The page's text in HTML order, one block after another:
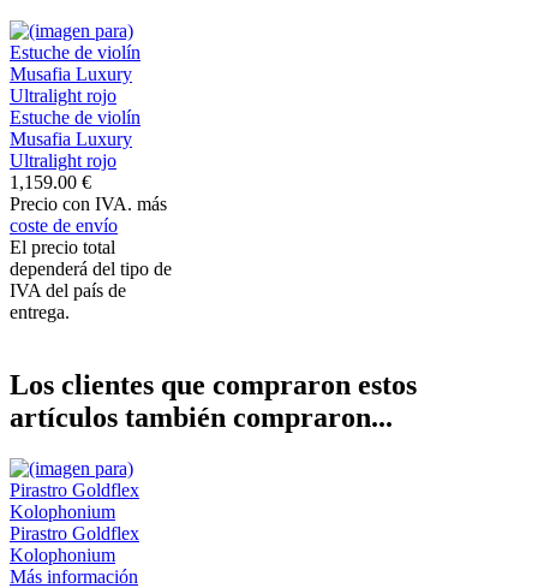
Estuche de violín
Musafia Luxury
Ultralight rojo
1,159.00 €
Precio con IVA. más
coste de envío
El precio total
dependerá del tipo de
IVA del país de
entrega.
Los clientes que compraron estos
artículos también compraron...
Pirastro Goldflex
Kolophonium
Más información